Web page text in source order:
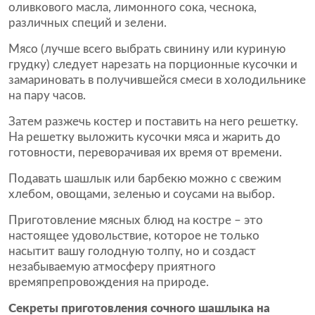
оливкового масла, лимонного сока, чеснока,
различных специй и зелени.
Мясо (лучше всего выбрать свинину или куриную
грудку) следует нарезать на порционные кусочки и
замариновать в получившейся смеси в холодильнике
на пару часов.
Затем разжечь костер и поставить на него решетку.
На решетку выложить кусочки мяса и жарить до
готовности, переворачивая их время от времени.
Подавать шашлык или барбекю можно с свежим
хлебом, овощами, зеленью и соусами на выбор.
Приготовление мясных блюд на костре – это
настоящее удовольствие, которое не только
насытит вашу голодную толпу, но и создаст
незабываемую атмосферу приятного
времяпрепровождения на природе.
Секреты приготовления сочного шашлыка на